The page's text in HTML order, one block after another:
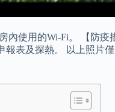
內使用的Wi-Fi。 【防
表及探熱。 以上照片